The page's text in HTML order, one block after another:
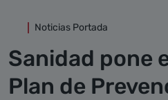
Noticias Portada
Sanidad pone
Plan de